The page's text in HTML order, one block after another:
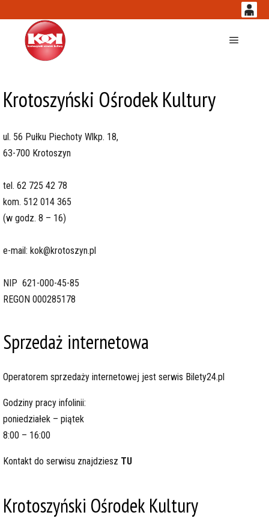
0,00
14 53
Krotoszyński Ośrodek Kultury
ul. 56 Pułku Piechoty Wlkp. 18,
63-700 Krotoszyn
tel. 62 725 42 78
kom. 512 014 365
(w godz. 8 – 16)
e-mail: kok@krotoszyn.pl
NIP 621-000-45-85
REGON 000285178
Sprzedaż internetowa
Operatorem sprzedaży internetowej jest serwis Bilety24.pl
Godziny pracy infolinii:
poniedziałek – piątek
8:00 – 16:00
Kontakt do serwisu znajdziesz TU
Krotoszyński Ośrodek Kultury